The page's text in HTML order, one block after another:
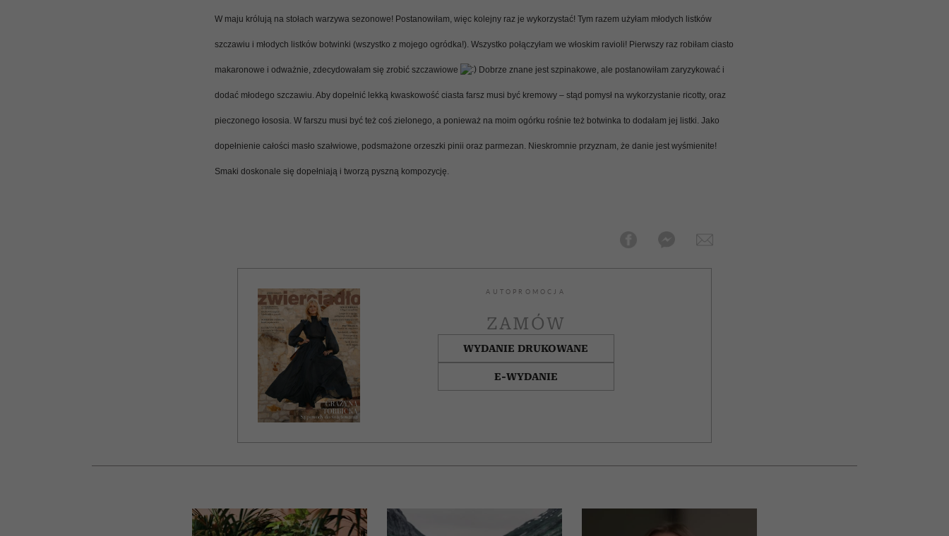
W maju królują na stołach warzywa sezonowe! Postanowiłam, więc kolejny raz je wykorzystać! Tym razem użyłam młodych listków
szczawiu i młodych listków botwinki (wszystko z mojego ogródka!). Wszystko połączyłam we włoskim ravioli! Pierwszy raz robiłam ciasto
makaronowe i odważnie, zdecydowałam się zrobić szczawiowe Dobrze znane jest szpinakowe, ale postanowiłam zaryzykować i
dodać młodego szczawiu. Aby dopełnić lekką kwaskowość ciasta farsz musi być kremowy – stąd pomysł na wykorzystanie ricotty, oraz
pieczonego łososia. W farszu musi być też coś zielonego, a ponieważ na moim ogórku rośnie też botwinka to dodałam jej listki. Jako
dopełnienie całości masło szałwiowe, podsmażone orzeszki pinii oraz parmezan. Nieskromnie przyznam, że danie jest wyśmienite!
Smaki doskonale się dopełniają i tworzą pyszną kompozycję.
AUTOPROMOCJA
ZAMÓW
WYDANIE DRUKOWANE
E-WYDANIE